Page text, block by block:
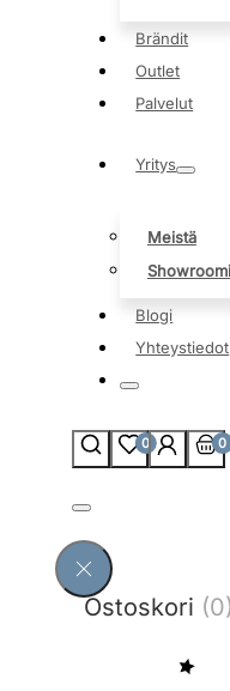
Brändit
Outlet
Palvelut
Yritys
Meistä
Blogi
Yhteystiedot
0 0
Ostoskori (0)